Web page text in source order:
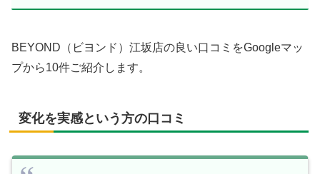
BEYOND（ビヨンド）江坂店の良い口コミをGoogleマッ
プから10件ご紹介します。
変化を実感という方の口コミ